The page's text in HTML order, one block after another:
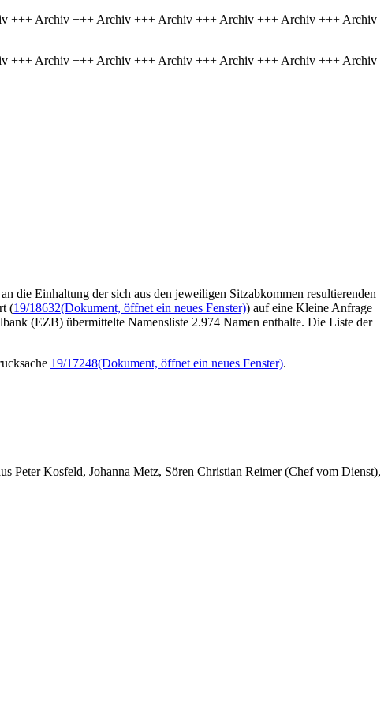
+++ Archiv +++ Archiv +++ Archiv +++ Archiv +++ Archiv +++ Archiv
+++ Archiv +++ Archiv +++ Archiv +++ Archiv +++ Archiv +++ Archiv
die Einhaltung der sich aus den jeweiligen Sitzabkommen resultierenden
(19/18632(Dokument, öffnet ein neues Fenster)) auf eine Kleine Anfrage
(EZB) übermittelte Namensliste 2.974 Namen enthalte. Die Liste der
19/17248(Dokument, öffnet ein neues Fenster).
Peter Kosfeld, Johanna Metz, Sören Christian Reimer (Chef vom Dienst),